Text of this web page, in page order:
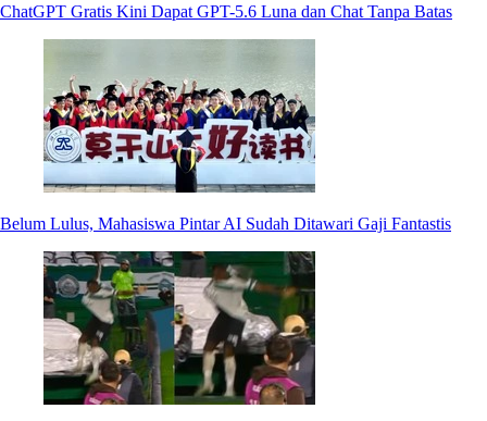
ChatGPT Gratis Kini Dapat GPT-5.6 Luna dan Chat Tanpa Batas
Belum Lulus, Mahasiswa Pintar AI Sudah Ditawari Gaji Fantastis